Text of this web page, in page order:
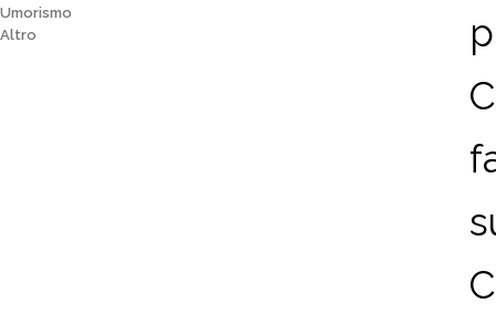
Umorismo
Altro